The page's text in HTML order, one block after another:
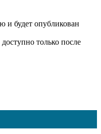
и будет опубликован
только после